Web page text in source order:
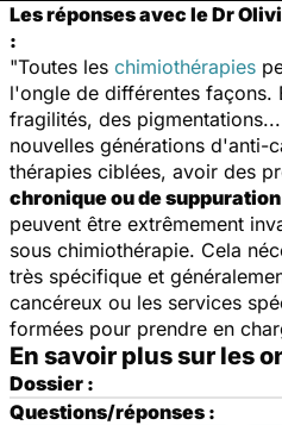
Les réponses avec le Dr
:
"Toutes les chimiothérapies
l'ongle de différentes façons.
fragilités, des
nouvelles générations d'anti-
thérapies ciblées, avoir des
chronique ou de
peuvent être extrêmement
sous chimiothérapie. Cela
très spécifique et
cancéreux ou les services
formées pour prendre en
En savoir plus sur les
Dossier :
Questions/réponses :